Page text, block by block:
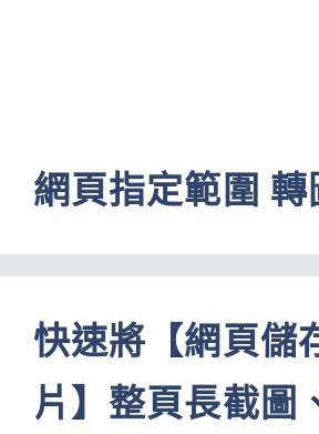
網頁指定範圍 轉
快速將【網頁儲
片】整頁長截圖